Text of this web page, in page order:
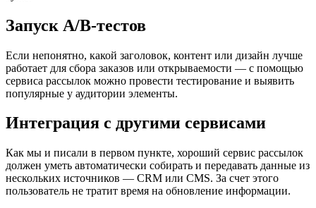
Запуск A/B-тестов
Если непонятно, какой заголовок, контент или дизайн лучше
работает для сбора заказов или открываемости — с помощью
сервиса рассылок можно провести тестирование и выявить
популярные у аудитории элементы.
Интеграция с другими сервисами
Как мы и писали в первом пункте, хороший сервис рассылок
должен уметь автоматически собирать и передавать данные из
нескольких источников — CRM или CMS. За счет этого
пользователь не тратит время на обновление информации.